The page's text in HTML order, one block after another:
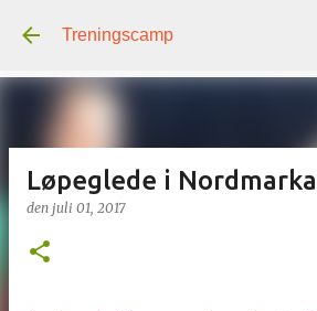
Gå til hovedinnhold
Treningscamp
Løpeglede i Nordmarka
den juli 01, 2017